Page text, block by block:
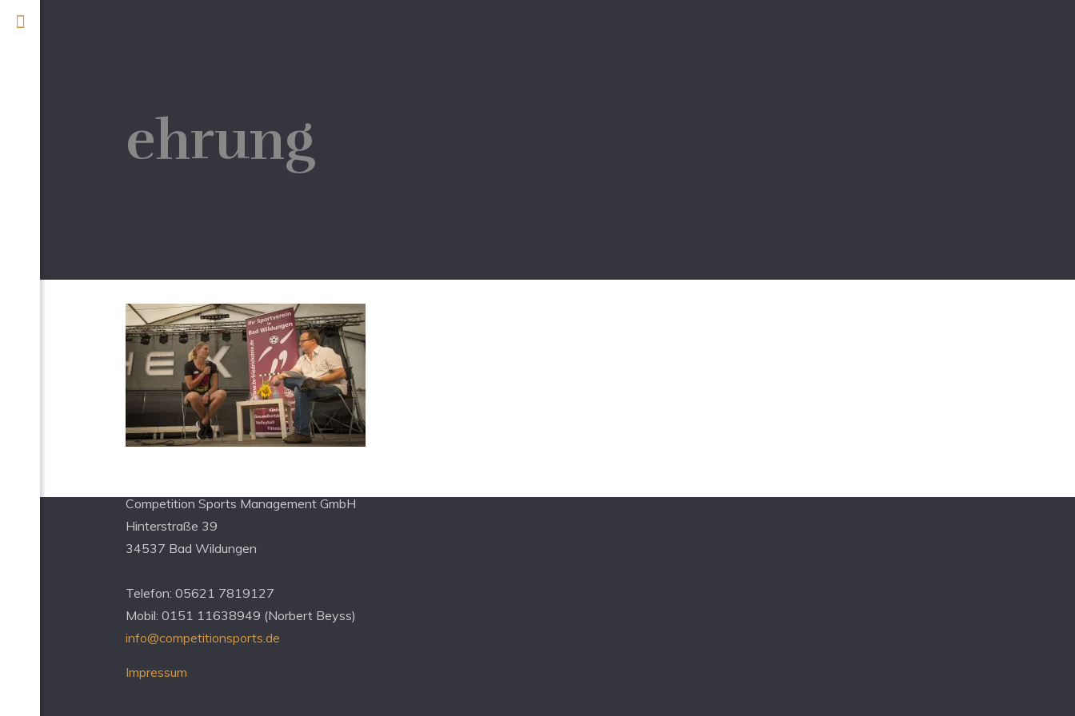
ehrung
Competition Sports Management GmbH
Hinterstraße 39
34537 Bad Wildungen
Telefon: 05621 7819127
Mobil: 0151 11638949 (Norbert Beyss)
info@competitionsports.de
Impressum